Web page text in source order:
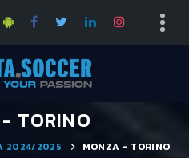
TORINO
2024/2025 MONZA - TORINO